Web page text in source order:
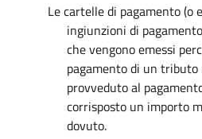
Le cartelle di pagamento (o
ingiunzioni di
che vengono emessi
pagamento di un
provveduto al
corrisposto un importo
dovuto.